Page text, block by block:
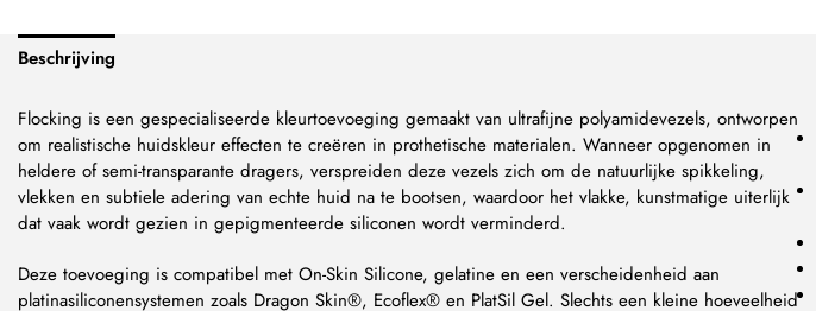
Beschrijving
Flocking is een gespecialiseerde kleurtoevoeging gemaakt van ultrafijne polyamidevezels, ontworpen
om realistische huidskleur effecten te creëren in prothetische materialen. Wanneer opgenomen in
heldere of semi-transparante dragers, verspreiden deze vezels zich om de natuurlijke spikkeling,
vlekken en subtiele adering van echte huid na te bootsen, waardoor het vlakke, kunstmatige uiterlijk
dat vaak wordt gezien in gepigmenteerde siliconen wordt verminderd.
Deze toevoeging is compatibel met On-Skin Silicone, gelatine en een verscheidenheid aan
platinasiliconensystemen zoals Dragon Skin®, Ecoflex® en PlatSil Gel. Slechts een kleine hoeveelheid